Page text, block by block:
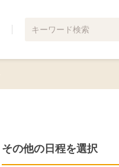
その他の日程を選択